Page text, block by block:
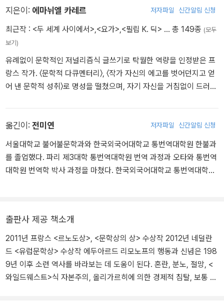
지은이: 에마뉘엘 카레르 저자파일 신간알림 신청
최근작 : <두 세계 사이에서>,<요가>,<필립 K. 딕> … 총 149종 (모두
보기)
유례없이 문학적인 저널리즘식 글쓰기로 탁월한 역량을 인정받은 프
랑스 작가. 〈문학적 다큐멘터리〉, 〈작가 자신의 에고를 벗어던지고 얻
어 낸 문학적 성취〉로 명성을 떨쳤으며, 자기 자신을 거침없이 드러내
로 존 업다이크로부터 〈멋지고, 번득이며, 냉혹한 작품〉이라는 평을,
『르 몽드』로부터 〈문학의 천재〉라는 찬사를 받았다. 『겨울 아이』(199
5)로 그해 페미나상을 받으면서 전 세계 독자들에게 알려졌다. 이후
일가족을 살해한 실존 인물 장클로드 로망의 심리를 파헤친 문제작
작품을 발표했다. 문학적 공로를 인정받아 2018년 프랑스 국립 도서
학상을 수상했다. 『왕국』 이후 6년 만에 발표한 소설 『요가』는 불륜
관계, 정신과 이력 등 가장 내밀한 이야기까지 파고드는 가차 없는 철
저함과, 이질적인 텍스트들로 꾸려 나가는 구성 등으로 카레르의 독
창성과 원숙함을 다시 한번 확인시켜 주며 평단과 독자들의 열광적인
옮긴이: 전미연 저자파일 신간알림 신청
서울대학교 불어불문학과와 한국외국어대학교 통번역대학원 한불과
를 졸업했다. 파리 제3대학 통번역대학원 번역 과정과 오타와 통번역
대학원 번역학 박사 과정을 마쳤다. 한국외국어대학교 통번역대학원
『문명』, 『고양이』, 『심판』, 『기억』, 『죽음』, 『잠』, 『제3인류』(공역),
『파피용』, 『상대적이며 절대적인 지식 의 백과사전』(공역), 『만화 타
나토노트』, 토마 피케티의 『평등의 짧은 역사』, 에마뉘엘 카레르의
『리모노프』, 『나 아닌 다른 삶』, 『콧수염』, 『겨울 아이』, 카롤 마르티
네즈의 『꿰맨 심장』, 아멜리 노통브의 『두려움과 떨림』, 『배고픔의 자
출판사 제공 책소개
2011년 프랑스 <르노도상>, <문학상의 상> 수상작 2012년 네덜란
드 <유럽문학상> 수상작 에두아르드 리모노프의 행동과 신념은 198
9년 이후 소련 역사를 바라보는 데 도움이 된다. 혼란, 분노, 절망, <
와일드웨스트>식 자본주의, 올리가르히에 의한 경제적 침탈, 보통 사